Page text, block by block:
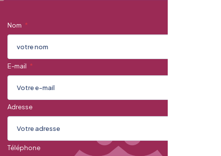
Nom
E-mail
Adresse
Téléphone